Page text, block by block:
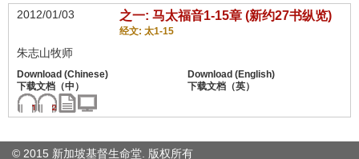
2012/01/03 之一: 马太福音1-15章 (新约27书纵览)
经文: 太1-15
朱志山牧师
© 2015 新加坡基督生命堂. 版权所有